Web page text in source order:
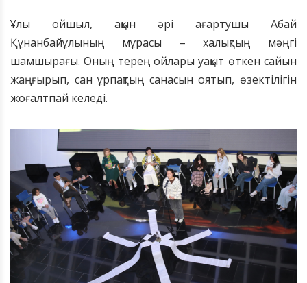
Ұлы ойшыл, ақын әрі ағартушы Абай
Құнанбайұлының мұрасы – халықтың мәңгі
шамшырағы. Оның терең ойлары уақыт өткен сайын
жаңғырып, сан ұрпақтың санасын оятып, өзектілігін
жоғалтпай келеді.